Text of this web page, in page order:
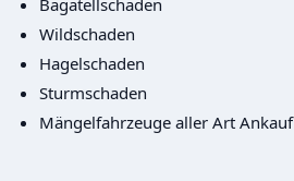
Wildschaden
Hagelschaden
Sturmschaden
Mängelfahrzeuge aller Art Ankauf